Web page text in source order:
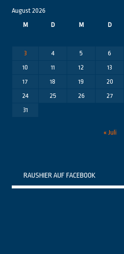
August 2026
M
D M D
3
4 5 6
10
11 12 13
17
18 19 20
24
25 26 27
31
« Juli
RAUSHIER AUF FACEBOOK